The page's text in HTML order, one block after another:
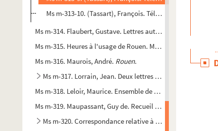
Ms m-313-10. (Tassart), François. Télégramme adressé à
Ms m-314. Flaubert, Gustave. Lettres autographes signées
Ms m-315. Heures à l'usage de Rouen. Manuscrit enluminé
Ms m-316. Maurois, André. Rouen.
Ms m-317. Lorrain, Jean. Deux lettres autographes et une
Ms m-318. Leloir, Maurice. Ensemble de lettres
Ms m-319. Maupassant, Guy de. Recueil manuscrit de
Ms m-320. Correspondance relative à la vie de Guy de